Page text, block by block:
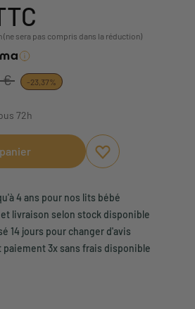
sera pas compris dans la réduction)
€ -23,37%
72h
Ajouter aux favoris
Supprimer des
4 ans pour nos lits bébé
livraison selon stock disponible
14 jours pour changer d'avis
3x sans frais disponible